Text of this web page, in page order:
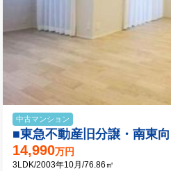
中古マンション
14,990万円
3LDK/2003年10月/76.86㎡